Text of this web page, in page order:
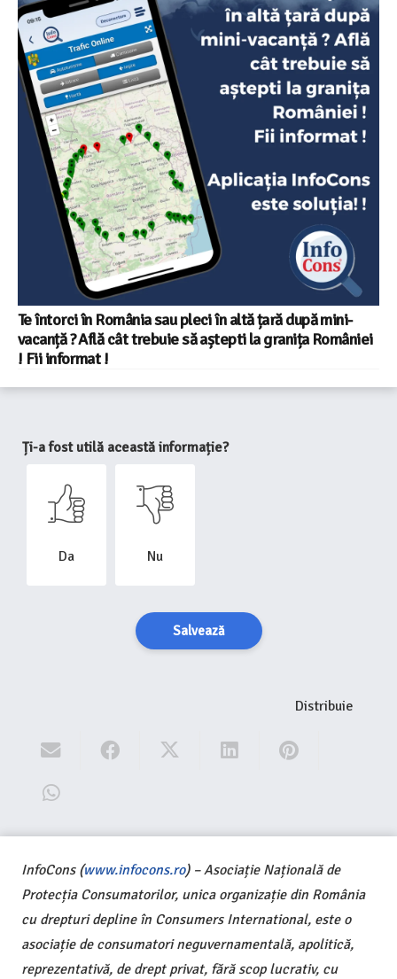
Te întorci în România sau pleci în altă țară după mini-
vacanță ? Află cât trebuie să aștepti la granița României
! Fii informat !
Ți-a fost utilă această informație?
Da Nu
Salvează
Distribuie
InfoCons (www.infocons.ro) – Asociație Națională de
Protecția Consumatorilor, unica organizație din România
cu drepturi depline în Consumers International, este o
asociație de consumatori neguvernamentală, apolitică,
reprezentativă, de drept privat, fără scop lucrativ, cu